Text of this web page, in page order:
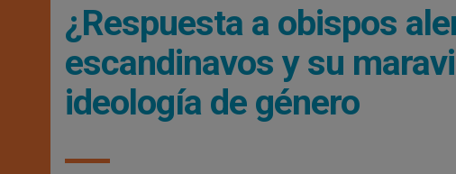
¿Respuesta a obispos
escandinavos y su
ideología de género